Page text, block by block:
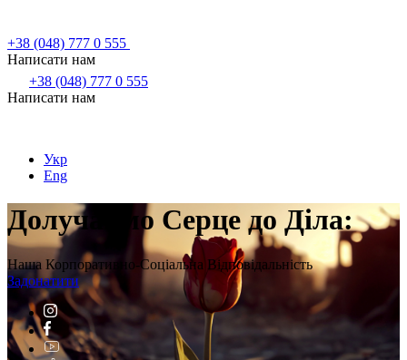
+38 (048) 777 0 555
Написати нам
+38 (048) 777 0 555
Написати нам
Укр
Eng
Долучаймо Серце до Діла:
Наша Корпоративно-Соціальна Відповідальність
Задонатити